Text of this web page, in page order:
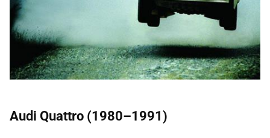
Audi Quattro (1980–1991)